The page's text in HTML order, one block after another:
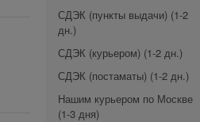
СДЭК (пункты выдачи) (1-2
дн.)
СДЭК (курьером) (1-2 дн.)
СДЭК (постаматы) (1-2 дн.)
Нашим курьером по Москве
(1-3 дня)